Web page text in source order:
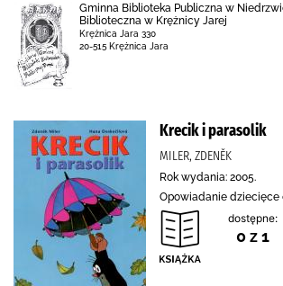
Gminna Biblioteka Publiczna w
Biblioteczna w Krężnicy Jarej
Krężnica Jara 330
20-515 Krężnica Jara
Krecik i parasolik
MILER, ZDENĚK
Rok wydania: 2005.
Opowiadanie dziecięce
dostępne:
0 z 1